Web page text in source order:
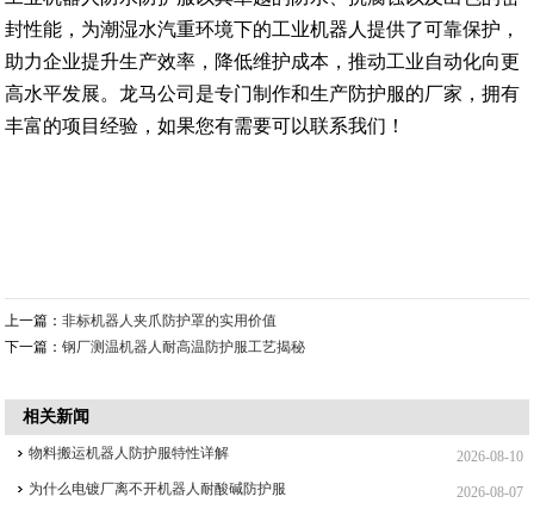
封性能，为潮湿水汽重环境下的工业机器人提供了可靠保护，
助力企业提升生产效率，降低维护成本，推动工业自动化向更
高水平发展。龙马公司是专门制作和生产防护服的厂家，拥有
丰富的项目经验，如果您有需要可以联系我们！
上一篇：非标机器人夹爪防护罩的实用价值
下一篇：钢厂测温机器人耐高温防护服工艺揭秘
相关新闻
2026-08-10
物料搬运机器人防护服特性详解
2026-08-07
为什么电镀厂离不开机器人耐酸碱防护服